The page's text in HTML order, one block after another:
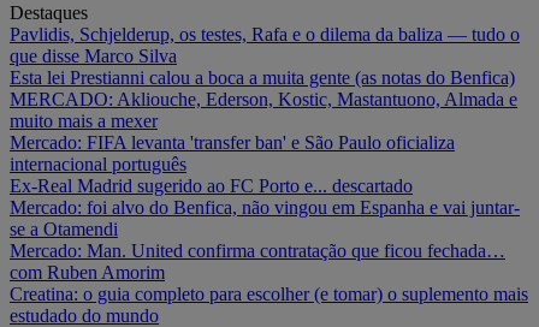
Destaques
Pavlidis, Schjelderup, os testes, Rafa e o dilema da baliza — tudo o
que disse Marco Silva
Esta lei Prestianni calou a boca a muita gente (as notas do Benfica)
MERCADO: Akliouche, Ederson, Kostic, Mastantuono, Almada e
muito mais a mexer
Mercado: FIFA levanta 'transfer ban' e São Paulo oficializa
internacional português
Ex-Real Madrid sugerido ao FC Porto e... descartado
Mercado: foi alvo do Benfica, não vingou em Espanha e vai juntar-
se a Otamendi
Mercado: Man. United confirma contratação que ficou fechada…
com Ruben Amorim
Creatina: o guia completo para escolher (e tomar) o suplemento mais
estudado do mundo